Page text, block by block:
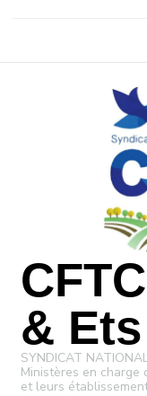
& Ets
SYNDICAT
Ministères en charge
et leurs